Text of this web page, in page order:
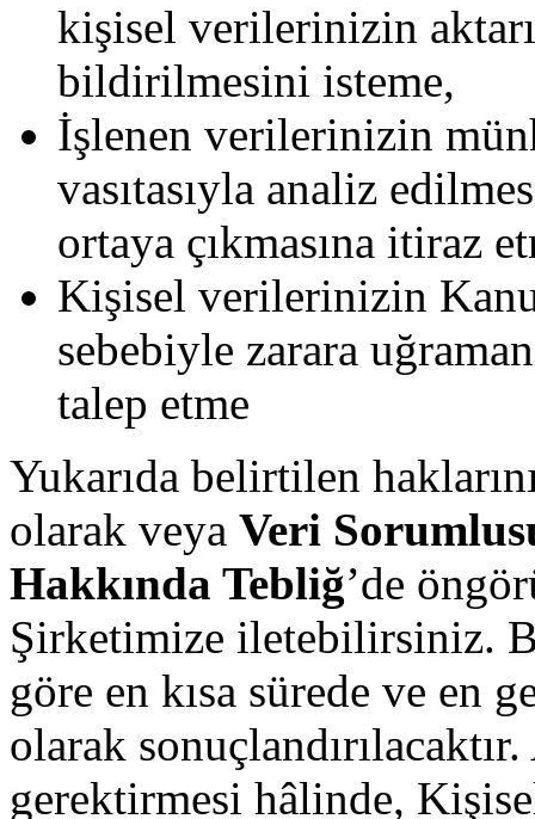
kişisel verilerinizin
bildirilmesini isteme,
İşlenen verilerinizin
vasıtasıyla analiz
ortaya çıkmasına itiraz
Kişisel verilerinizin
sebebiyle zarara
talep etme
Yukarıda belirtilen
olarak veya Veri
Hakkında Tebliğ’de
Şirketimize iletebilirsiniz.
göre en kısa sürede ve en
olarak
gerektirmesi hâlinde,